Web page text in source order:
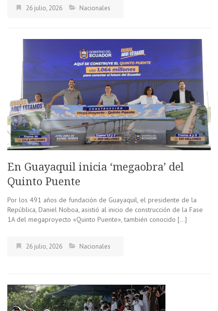
26 julio, 2026 Nacionales
En Guayaquil inicia ‘megaobra’ del
Quinto Puente
Por los 491 años de fundación de Guayaquil, el presidente de la
República, Daniel Noboa, asistió al inicio de construcción de la Fase
1A del megaproyecto «Quinto Puente», también conocido […]
26 julio, 2026 Nacionales